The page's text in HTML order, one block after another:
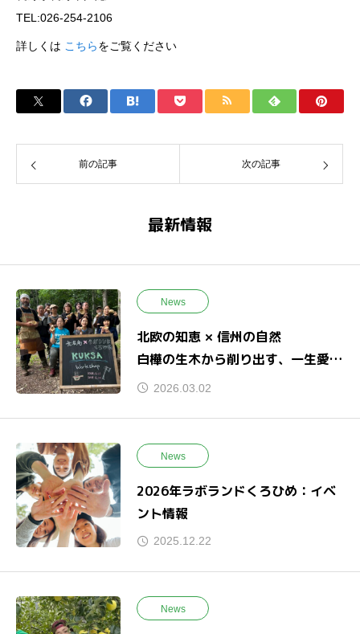
TEL:026-254-2106
詳しくは こちらをご覧ください
前の記事 次の記事
最新情報
News
北欧の知恵 × 信州の自然
白樺の生木から削り出す、一生愛せ
るククサ作り。
2026.03.02
News
2026年ラボランドくろひめ：イベ
ント情報
2025.12.22
News